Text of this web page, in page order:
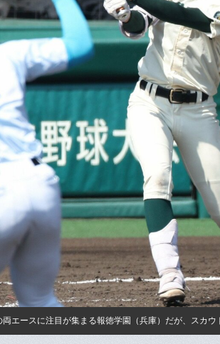
エースに注目が集まる報徳学園（兵庫）だが、スカ